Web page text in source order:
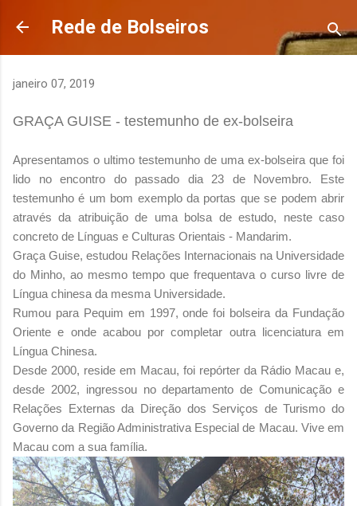
Avançar para o conteúdo principal
Rede de Bolseiros
janeiro 07, 2019
GRAÇA GUISE - testemunho de ex-bolseira
Apresentamos o ultimo testemunho de uma ex-bolseira que foi
lido no encontro do passado dia 23 de Novembro. Este
testemunho é um bom exemplo da portas que se podem abrir
através da atribuição de uma bolsa de estudo, neste caso
concreto de Línguas e Culturas Orientais - Mandarim.
Graça Guise, estudou Relações Internacionais na Universidade
do Minho, ao mesmo tempo que frequentava o curso livre de
Língua chinesa da mesma Universidade.
Rumou para Pequim em 1997, onde foi bolseira da Fundação
Oriente e onde acabou por completar outra licenciatura em
Língua Chinesa.
Desde 2000, reside em Macau, foi repórter da Rádio Macau e,
desde 2002, ingressou no departamento de Comunicação e
Relações Externas da Direção dos Serviços de Turismo do
Governo da Região Administrativa Especial de Macau. Vive em
Macau com a sua família.